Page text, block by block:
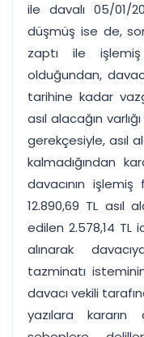
ile davalı 05/01/
düşmüş ise de,
zaptı ile
olduğundan,
tarihine kadar
asıl alacağın
gerekçesiyle, asıl
kalmadığından
davacının
12.890,69 TL asıl
edilen 2.578,14 TL
alınarak
tazminatı
davacı vekili
yazılara kararın